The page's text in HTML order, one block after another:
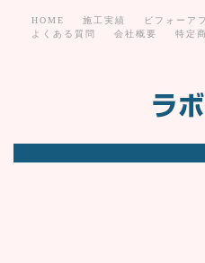
HOME 施工実績 ビフォーア
よくある質問
会社概要 特定